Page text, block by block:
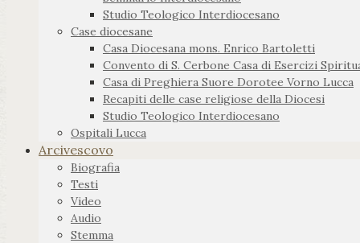
Studio Teologico Interdiocesano
Case diocesane
Casa Diocesana mons. Enrico Bartoletti
Convento di S. Cerbone Casa di Esercizi
Casa di Preghiera Suore Dorotee Vorno Lucca
Recapiti delle case religiose della Diocesi
Studio Teologico Interdiocesano
Ospitali Lucca
Arcivescovo
Biografia
Testi
Video
Audio
Stemma